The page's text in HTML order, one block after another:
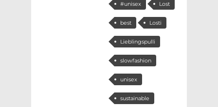
#unisex Lost
best Losti
Lieblingspulli
slowfashion
unisex
sustainable